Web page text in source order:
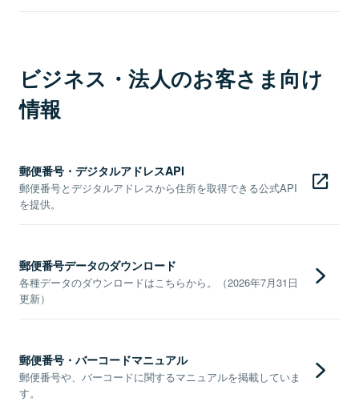
ビジネス・法人のお客さま向け
情報
郵便番号・デジタルアドレスAPI
郵便番号とデジタルアドレスから住所を取得できる公式API
を提供。
郵便番号データのダウンロード
各種データのダウンロードはこちらから。（2026年7月31日
更新）
郵便番号・バーコードマニュアル
郵便番号や、バーコードに関するマニュアルを掲載していま
す。